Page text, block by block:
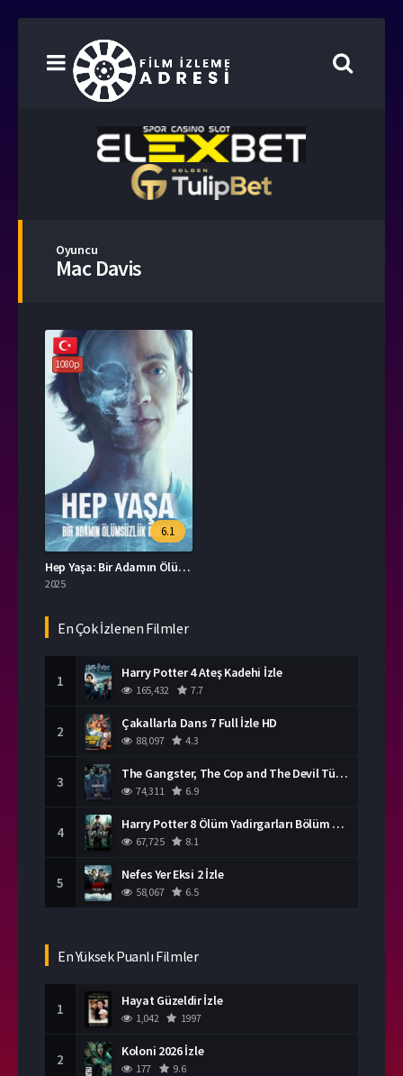
Oyuncu
Mac Davis
1080p
6.1
Hep Yaşa: Bir Adamın Ölümsüzlük Arayışı Türkçe Dublaj İzle
2025
En Çok İzlenen Filmler
1 Harry Potter 4 Ateş Kadehi İzle
165,432 7.7
2 Çakallarla Dans 7 Full İzle HD
88,097 4.3
3 The Gangster, The Cop and The Devil Türkçe Dublaj İzle
74,311 6.9
4 Harry Potter 8 Ölüm Yadirgarları Bölüm 2 İzle
67,725 8.1
5 Nefes Yer Eksi 2 İzle
58,067 6.5
En Yüksek Puanlı Filmler
1 Hayat Güzeldir İzle
1,042 1997
2 Koloni 2026 İzle
177 9.6